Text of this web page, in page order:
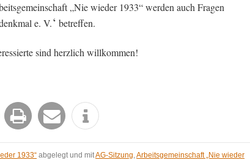
„Nie wieder 1933“ werden auch Fragen
e. V.‘ betreffen.
sind herzlich willkommen!
1933“ abgelegt und mitAG-Sitzung,Arbeitsgemeinschaft „Nie wieder